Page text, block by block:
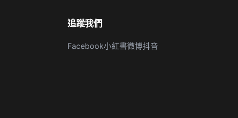
追蹤我們
Facebook小紅書微博抖音